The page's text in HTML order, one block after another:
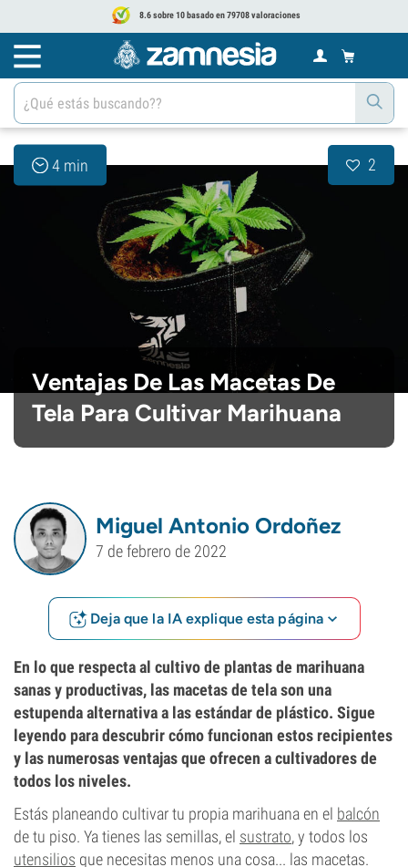
8.6 sobre 10 basado en 79708 valoraciones
4 min 2
Ventajas De Las Macetas De
Tela Para Cultivar Marihuana
Miguel Antonio Ordoñez
7 de febrero de 2022
Deja que la IA explique esta página
En lo que respecta al cultivo de plantas de marihuana
sanas y productivas, las macetas de tela son una
estupenda alternativa a las estándar de plástico. Sigue
leyendo para descubrir cómo funcionan estos recipientes
y las numerosas ventajas que ofrecen a cultivadores de
todos los niveles.
Estás planeando cultivar tu propia marihuana en el balcón
de tu piso. Ya tienes las semillas, el sustrato, y todos los
utensilios que necesitas menos una cosa... las macetas.